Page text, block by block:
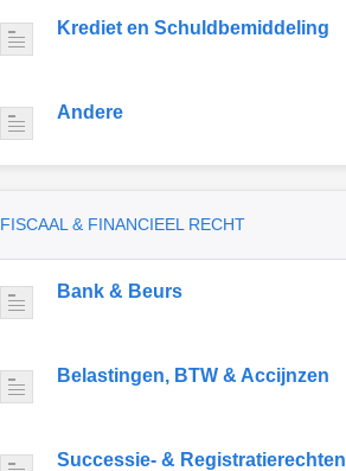
Krediet en Schuldbemiddeling
Andere
FISCAAL & FINANCIEEL RECHT
Bank & Beurs
Belastingen, BTW & Accijnzen
Successie- & Registratierechten